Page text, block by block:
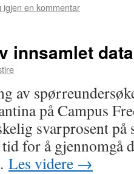
igjen en kommentar
innsamlet
av
på Campus
svarprosent på
for å gjennomgå
Les videre →